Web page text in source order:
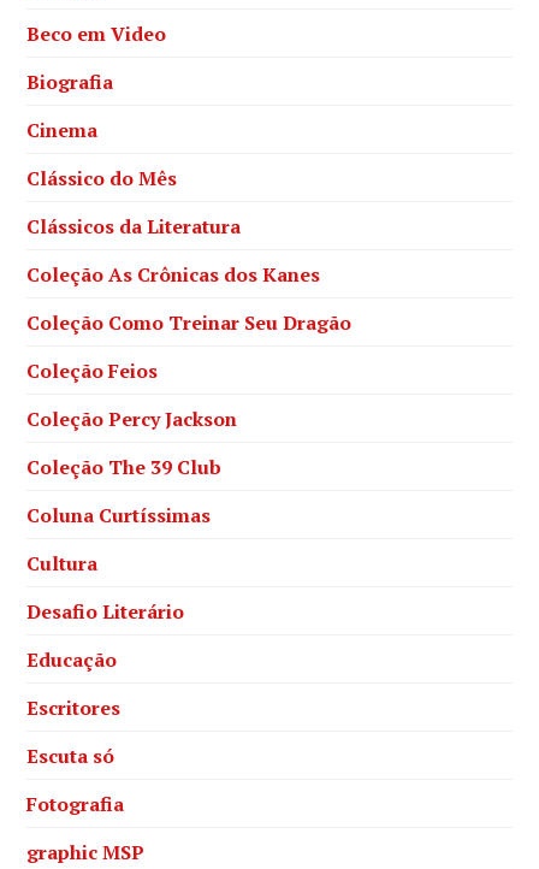
Beco em Video
Biografia
Cinema
Clássico do Mês
Clássicos da Literatura
Coleção As Crônicas dos Kanes
Coleção Como Treinar Seu Dragão
Coleção Feios
Coleção Percy Jackson
Coleção The 39 Club
Coluna Curtíssimas
Cultura
Desafio Literário
Educação
Escritores
Escuta só
Fotografia
graphic MSP